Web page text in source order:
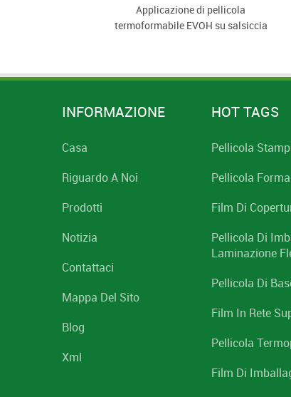
Applicazione di pellicola
termoformabile EVOH su salsiccia
INFORMAZIONE
Casa
Riguardo A Noi
Prodotti
Notizia
Contattaci
Mappa Del Sito
Blog
Xml
HOT TAGS
Pellicola
Pellicola
Film Di
Pellicola Di
Laminazione
Pellicola Di
Film In Rete
Pellicola
Film Di